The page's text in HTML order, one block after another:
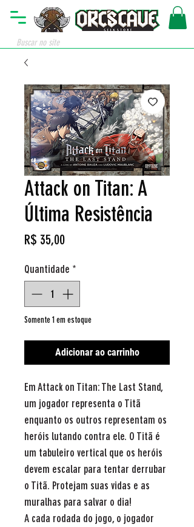
Attack on Titan: A
Última Resistência
R$ 35,00Preço
Quantidade *
Somente 1 em estoque
Adicionar ao carrinho
Em Attack on Titan: The Last Stand,
um jogador representa o Titã
enquanto os outros representam os
heróis lutando contra ele. O Titã é
um tabuleiro vertical que os heróis
devem escalar para tentar derrubar
o Titã. Protejam suas vidas e as
muralhas para salvar o dia!
A cada rodada do jogo, o jogador